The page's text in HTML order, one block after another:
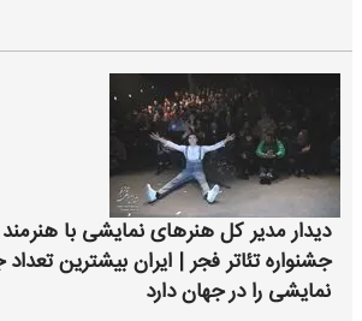
دیدار مدیر کل هنرهای نمایشی با
جشنواره تئاتر فجر | ایران بیشترین
نمایشی را در جهان دارد